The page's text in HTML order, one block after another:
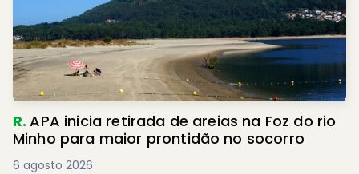
R.APA inicia retirada de areias na Foz do rio
Minho para maior prontidão no socorro
6 agosto 2026